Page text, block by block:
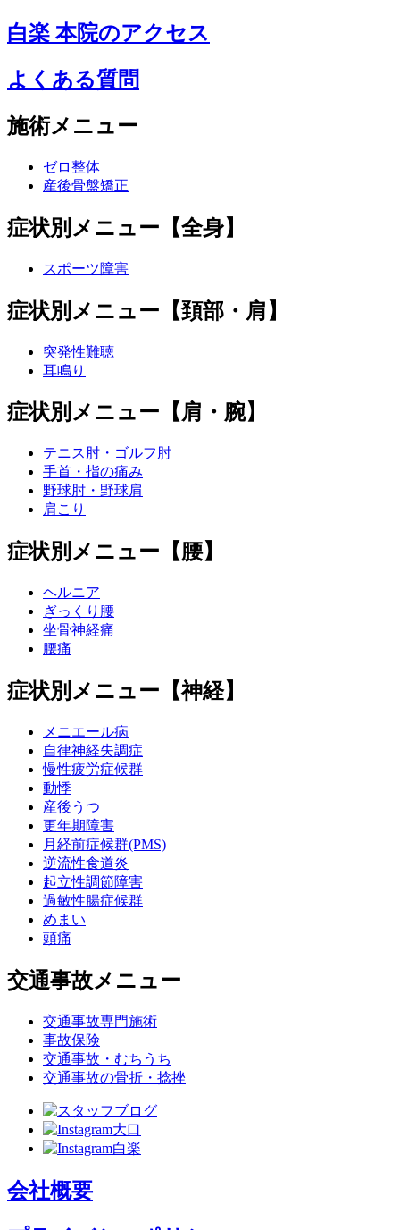
白楽 本院のアクセス
よくある質問
施術メニュー
ゼロ整体
産後骨盤矯正
症状別メニュー【全身】
スポーツ障害
症状別メニュー【頚部・肩】
突発性難聴
耳鳴り
症状別メニュー【肩・腕】
テニス肘・ゴルフ肘
手首・指の痛み
野球肘・野球肩
肩こり
症状別メニュー【腰】
ヘルニア
ぎっくり腰
坐骨神経痛
腰痛
症状別メニュー【神経】
メニエール病
自律神経失調症
慢性疲労症候群
動悸
産後うつ
更年期障害
月経前症候群(PMS)
逆流性食道炎
起立性調節障害
過敏性腸症候群
めまい
頭痛
交通事故メニュー
交通事故専門施術
事故保険
交通事故・むちうち
交通事故の骨折・捻挫
会社概要